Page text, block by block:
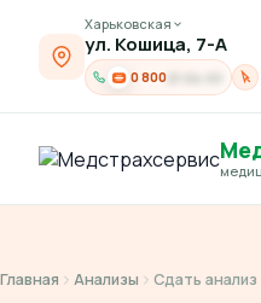
Харьковская
ул. Кошица, 7-А
0 800
Главная Анализы Сдать